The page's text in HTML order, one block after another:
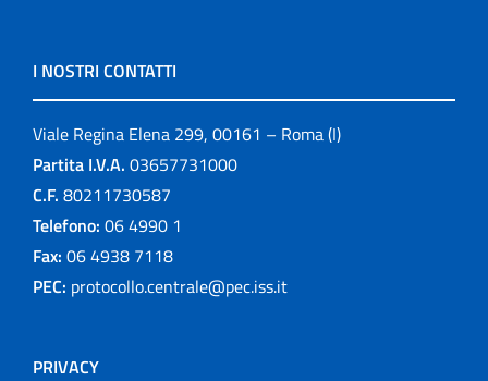
I NOSTRI CONTATTI
Viale Regina Elena 299, 00161 – Roma (I)
Partita I.V.A. 03657731000
C.F. 80211730587
Telefono: 06 4990 1
Fax: 06 4938 7118
PEC: protocollo.centrale@pec.iss.it
PRIVACY